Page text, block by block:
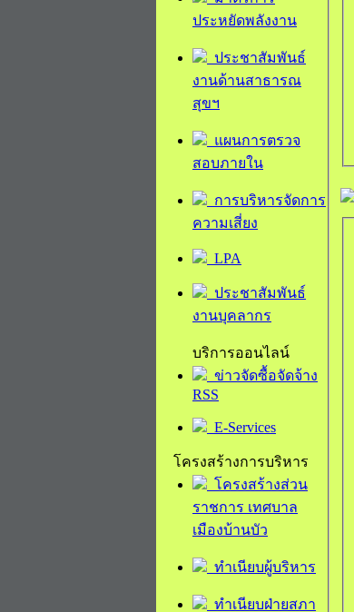
ประหยัดพลังงาน
ประชาสัมพันธ์
งานด้านสาธารณ
สุขฯ
แผนการตรวจ
สอบภายใน
การบริหารจัดการ
ความเสี่ยง
LPA
ประชาสัมพันธ์
งานบุคลากร
บริการออนไลน์
ข่าวจัดซื้อจัดจ้าง
RSS
E-Services
โครงสร้างการบริหาร
โครงสร้างส่วน
ราชการ เทศบาล
เมืองบ้านบัว
ทำเนียบผู้บริหาร
ทำเนียบฝ่ายสภา